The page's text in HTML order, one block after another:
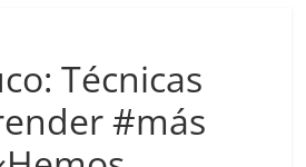
Técnicas
#más